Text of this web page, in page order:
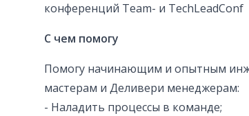
конференций Team- и TechLeadConf
С чем помогу
Помогу начинающим и опытным
мастерам и Деливери менеджерам:
- Наладить процессы в команде;